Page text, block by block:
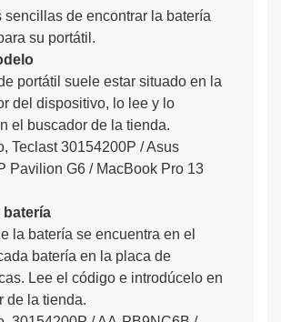
sencillas de encontrar la batería
su portátil.
portátil suele estar situado en la
del dispositivo, lo lee y lo
el buscador de la tienda.
Teclast 30154200P / Asus
Pavilion G6 / MacBook Pro 13
batería
la batería se encuentra en el
batería en la placa de
Lee el código e introdúcelo en
de la tienda.